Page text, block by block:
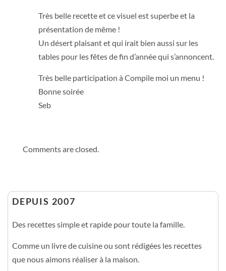
Très belle recette et ce visuel est superbe et la
présentation de même !
Un désert plaisant et qui irait bien aussi sur les
tables pour les fêtes de fin d’année qui s’annoncent.
Très belle participation à Compile moi un menu !
Bonne soirée
Seb
Comments are closed.
DEPUIS 2007
Des recettes simple et rapide pour toute la famille.
Comme un livre de cuisine ou sont rédigées les recettes
que nous aimons réaliser à la maison.